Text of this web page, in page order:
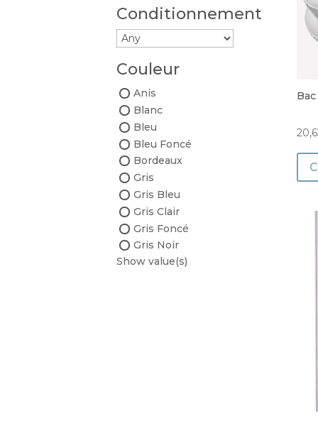
Conditionnement
Couleur
Anis
Blanc
Bleu
Bleu Foncé
Bordeaux
Gris
Gris Bleu
Gris Clair
Gris Foncé
Gris Noir
Show value(s)